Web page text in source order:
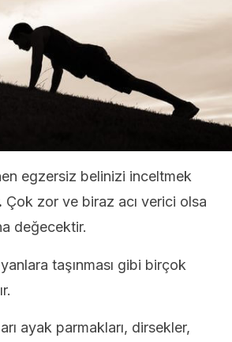
egzersiz belinizi inceltmek
Çok zor ve biraz acı verici olsa
değecektir.
taşınması gibi birçok
ayak parmakları, dirsekler,